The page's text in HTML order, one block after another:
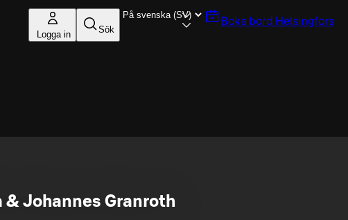
Logga in Sök
Boka bord Helsingfors
& Johannes Granroth